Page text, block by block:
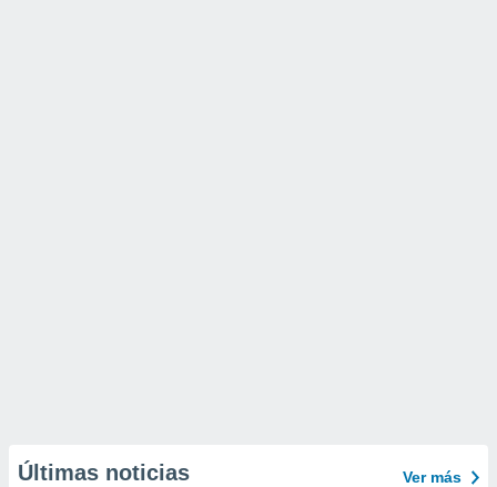
Últimas noticias Ver más